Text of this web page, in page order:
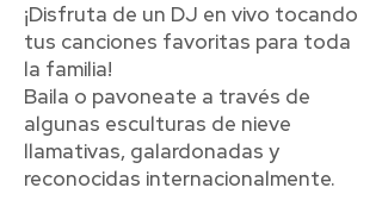
¡Disfruta de un DJ en vivo tocando
tus canciones favoritas para toda
la familia!
Baila o pavoneate a través de
algunas esculturas de nieve
llamativas, galardonadas y
reconocidas internacionalmente.